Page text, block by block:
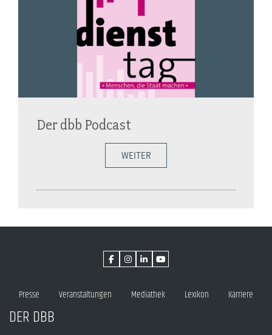
Der dbb Podcast
WEITER
Presse Veranstaltungen Mediathek Lexikon Karriere
DER DBB